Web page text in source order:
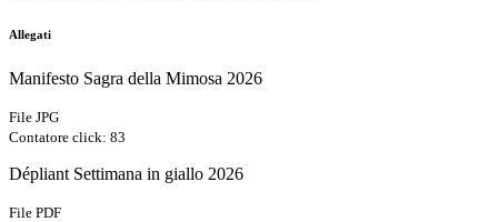
Allegati
Manifesto Sagra della Mimosa 2026
File JPG
Contatore click: 83
Dépliant Settimana in giallo 2026
File PDF